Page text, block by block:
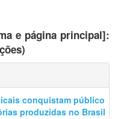
e página principal]:
conquistam público
produzidas no Brasil